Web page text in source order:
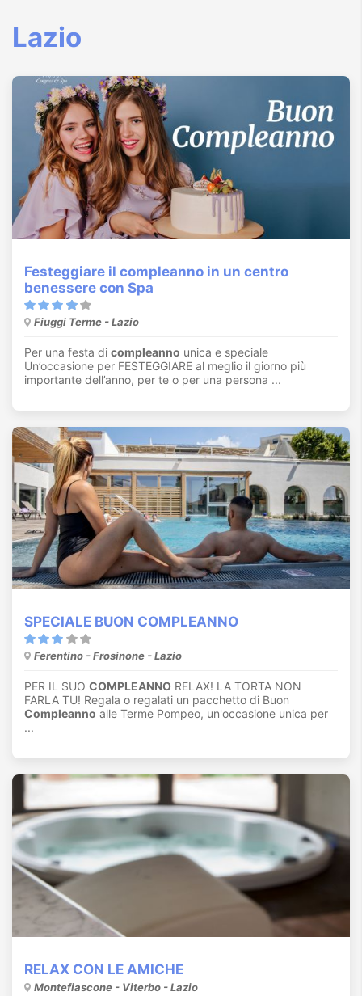
Lazio
Festeggiare il compleanno in un centro
benessere con Spa
Fiuggi Terme - Lazio
Per una festa di compleanno unica e speciale
Un’occasione per FESTEGGIARE al meglio il giorno più
importante dell’anno, per te o per una persona ...
SPECIALE BUON COMPLEANNO
Ferentino - Frosinone - Lazio
PER IL SUO COMPLEANNO RELAX! LA TORTA NON
FARLA TU! Regala o regalati un pacchetto di Buon
Compleanno alle Terme Pompeo, un'occasione unica per
...
RELAX CON LE AMICHE
Montefiascone - Viterbo - Lazio